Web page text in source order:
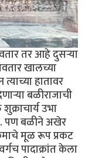
तर आहे दुसर्‍या
खालच्या
हातावर
बळीराजाची
उभा
पण बळीने अखेर
मूळ रूप प्रकट
पादाक्रांत केला